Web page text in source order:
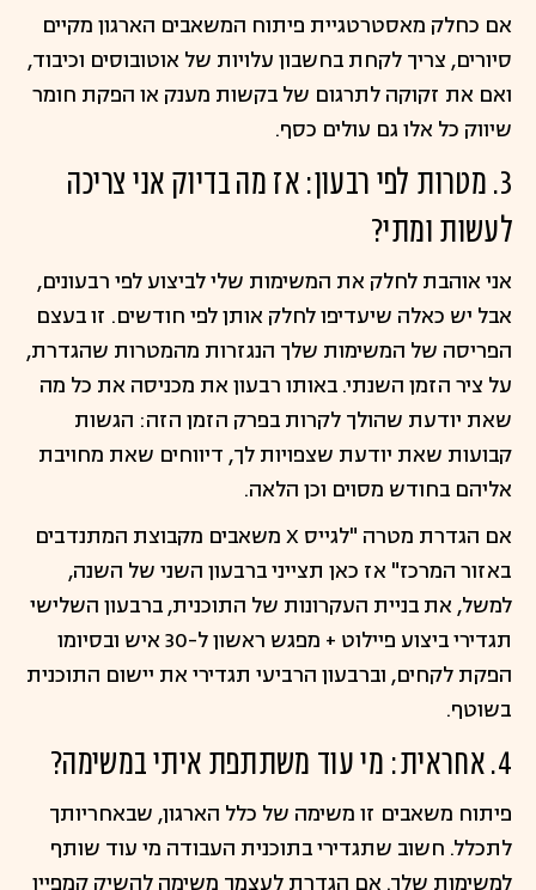
אם כחלק מאסטרטגיית פיתוח המשאבים הארגון מקיים
סיורים, צריך לקחת בחשבון עלויות של אוטובוסים וכיבוד,
ואם את זקוקה לתרגום של בקשות מענק או הפקת חומר
שיווק כל אלו גם עולים כסף.
3. מטרות לפי רבעון: אז מה בדיוק אני צריכה
לעשות ומתי?
אני אוהבת לחלק את המשימות שלי לביצוע לפי רבעונים,
אבל יש כאלה שיעדיפו לחלק אותן לפי חודשים. זו בעצם
הפריסה של המשימות שלך הנגזרות מהמטרות שהגדרת,
על ציר הזמן השנתי. באותו רבעון את מכניסה את כל מה
שאת יודעת שהולך לקרות בפרק הזמן הזה: הגשות
קבועות שאת יודעת שצפויות לך, דיווחים שאת מחויבת
אליהם בחודש מסוים וכן הלאה.
אם הגדרת מטרה "לגייס X משאבים מקבוצת המתנדבים
באזור המרכז" אז כאן תצייני ברבעון השני של השנה,
למשל, את בניית העקרונות של התוכנית, ברבעון השלישי
תגדירי ביצוע פיילוט + מפגש ראשון ל-30 איש ובסיומו
הפקת לקחים, וברבעון הרביעי תגדירי את יישום התוכנית
בשוטף.
4. אחראית: מי עוד משתתפת איתי במשימה?
פיתוח משאבים זו משימה של כלל הארגון, שבאחריותך
לתכלל. חשוב שתגדירי בתוכנית העבודה מי עוד שותף